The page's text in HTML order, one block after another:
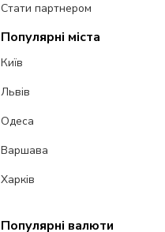
Стати партнером
Популярні міста
Київ
Львів
Одеса
Варшава
Харків
Популярні валюти